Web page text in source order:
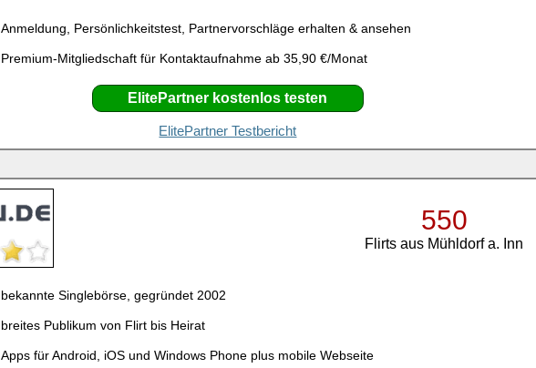
Anmeldung, Persönlichkeitstest, Partnervorschläge erhalten & ansehen
Premium-Mitgliedschaft für Kontaktaufnahme ab 35,90 €/Monat
ElitePartner kostenlos testen
ElitePartner Testbericht
550
Flirts aus Mühldorf a. Inn
bekannte Singlebörse, gegründet 2002
breites Publikum von Flirt bis Heirat
Apps für Android, iOS und Windows Phone plus mobile Webseite